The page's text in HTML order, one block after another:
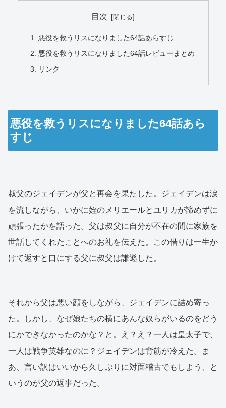
目次
悪役を救うリスになりました64話あらすじ
悪役を救うリスになりました64話レビューまとめ
リンク
悪役を救うリスになりました64話あら
すじ
叔父のジェイデンが父と再会を果たした。ジェイデンは涙
を流しながら、いかに姪のメリエールとユリカが諦めずに
頑張ったかを語った。父は叔父に自分が不在の間に家族を
世話してくれたことへのお礼を伝えた。この借りは一生か
けて返すと口にする父に叔父は謙遜した。
それから父は悪い顔をしながら、ジェイデンに詰め寄っ
た。しかし、なぜ娘たちの横にあんな奴らがいるのをどう
にかできなかったのかな？と。え？え？一人は皇太子で、
一人は戦争英雄なのに？ジェイデンは背筋が冷えた。ま
あ、言い訳はいいから久しぶりに対面稽古でもしよう、と
いうのが父の返事だった。